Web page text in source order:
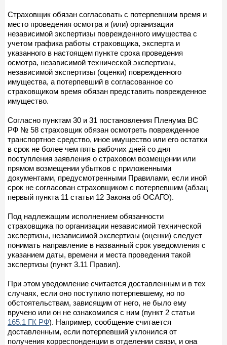
Страховщик обязан согласовать с потерпевшим время и
место проведения осмотра и (или) организации
независимой экспертизы поврежденного имущества с
учетом графика работы страховщика, эксперта и
указанного в настоящем пункте срока проведения
осмотра, независимой технической экспертизы,
независимой экспертизы (оценки) поврежденного
имущества, а потерпевший в согласованное со
страховщиком время обязан представить поврежденное
имущество.
Согласно пунктам 30 и 31 постановления Пленума ВС
РФ № 58 страховщик обязан осмотреть поврежденное
транспортное средство, иное имущество или его остатки
в срок не более чем пять рабочих дней со дня
поступления заявления о страховом возмещении или
прямом возмещении убытков с приложенными
документами, предусмотренными Правилами, если иной
срок не согласован страховщиком с потерпевшим (абзац
первый пункта 11 статьи 12 Закона об ОСАГО).
Под надлежащим исполнением обязанности
страховщика по организации независимой технической
экспертизы, независимой экспертизы (оценки) следует
понимать направление в названный срок уведомления с
указанием даты, времени и места проведения такой
экспертизы (пункт 3.11 Правил).
При этом уведомление считается доставленным и в тех
случаях, если оно поступило потерпевшему, но по
обстоятельствам, зависящим от него, не было ему
вручено или он не ознакомился с ним (пункт 2 статьи
165.1 ГК РФ). Например, сообщение считается
доставленным, если потерпевший уклонился от
получения корреспонденции в отделении связи, и она